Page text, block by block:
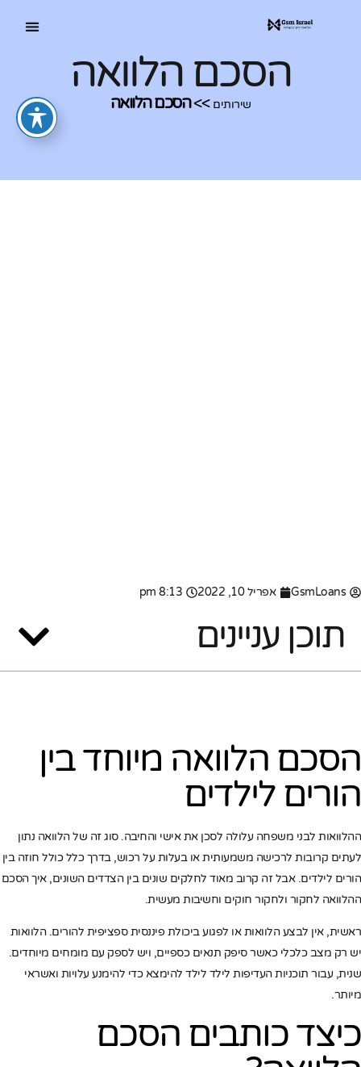
הסכם הלוואה
שירותים >>הסכם הלוואה
GsmLoans אפריל 10, 2022 8:13 pm
תוכן עניינים
הסכם הלוואה מיוחד בין
הורים לילדים
ההלוואות לבני משפחה עלולה לסכן את אישי והחיבה. סוג זה של הלוואה נתון
לעתים קרובות לרכישה משמעותית או בעלות על רכוש, בדרך כלל כולל חוזה בין
הורים לילדים. אבל זה קרוב מאוד לחלקים שונים בין הצדדים השונים, איך הסכם
ההלוואה לחקור ולחקור חוקים וחשיבות מעשית.
ראשית, אין לבצע הלוואות או לפגוע ביכולת פיננסית ספציפית להורים. הלוואות
יש רק מצב כלכלי כאשר סיפק תנאים כספיים, ויש לספק עם מומחים מיוחדים.
שנית, עבור תוכניות העדיפות לילד לילד להימצא כדי להימנע עלויות ואשראי
מיותר.
כיצד כותבים הסכם